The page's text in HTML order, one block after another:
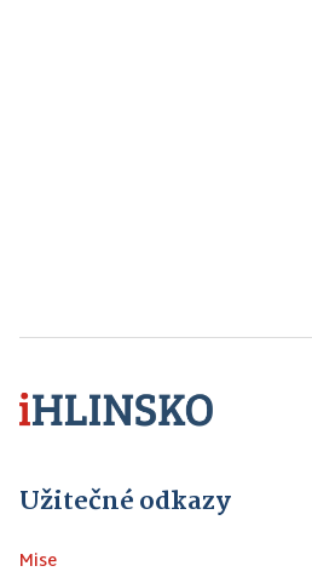
Užitečné odkazy
Mise